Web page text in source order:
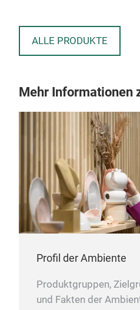
ALLE PRODUKTE
Mehr Informationen
Profil der Ambiente
Produktgruppen,
und Fakten der